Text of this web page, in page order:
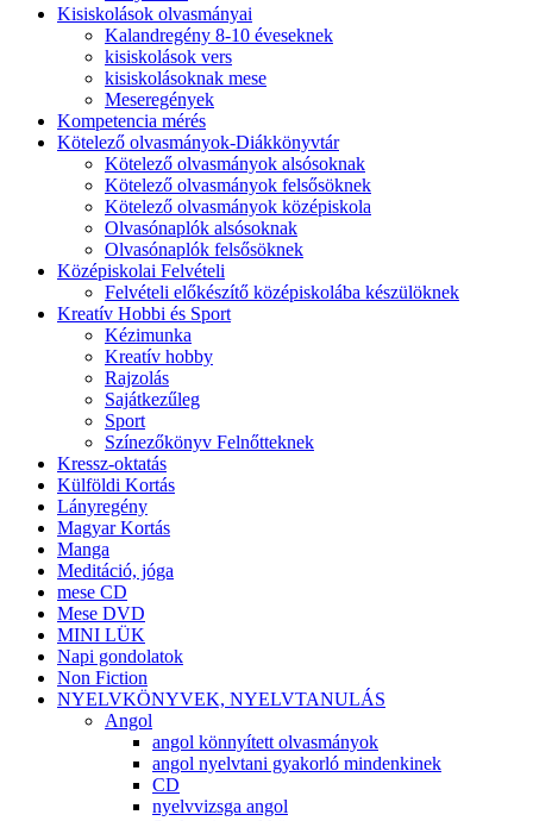
Kisiskolások olvasmányai
Kalandregény 8-10 éveseknek
kisiskolások vers
kisiskolásoknak mese
Meseregények
Kompetencia mérés
Kötelező olvasmányok-Diákkönyvtár
Kötelező olvasmányok alsósoknak
Kötelező olvasmányok felsősöknek
Kötelező olvasmányok középiskola
Olvasónaplók alsósoknak
Olvasónaplók felsősöknek
Középiskolai Felvételi
Felvételi előkészítő középiskolába készülöknek
Kreatív Hobbi és Sport
Kézimunka
Kreatív hobby
Rajzolás
Sajátkezűleg
Sport
Színezőkönyv Felnőtteknek
Kressz-oktatás
Külföldi Kortás
Lányregény
Magyar Kortás
Manga
Meditáció, jóga
mese CD
Mese DVD
MINI LÜK
Napi gondolatok
Non Fiction
NYELVKÖNYVEK, NYELVTANULÁS
Angol
angol könnyített olvasmányok
angol nyelvtani gyakorló mindenkinek
CD
nyelvvizsga angol